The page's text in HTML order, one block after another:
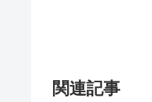
関連記事